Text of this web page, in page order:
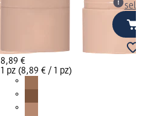
8,89 €
1 pz (8,89 € / 1 pz)